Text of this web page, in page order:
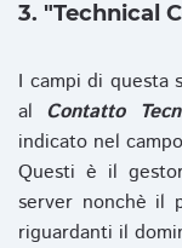
3. "Technical
I campi di questa
al Contatto
indicato nel
Questi è il
server nonchè il
riguardanti il